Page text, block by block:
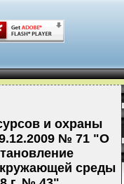
и охраны
№ 71 "О
среды